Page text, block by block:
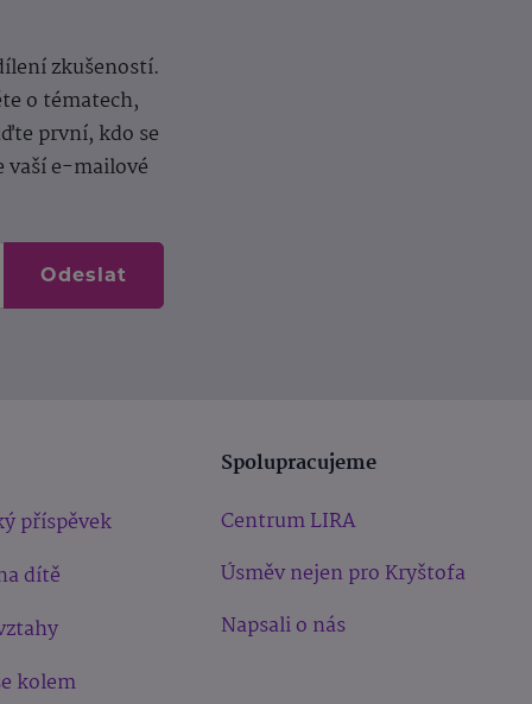
zkušeností.
o tématech,
první, kdo se
vaší e-mailové
Odeslat
příspěvek
dítě
kolem
Spolupracujeme
Centrum LIRA
Úsměv nejen pro Kryštofa
Napsali o nás